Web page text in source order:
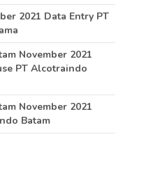
2021 Data Entry PT
November 2021
PT Alcotraindo
November 2021
Batam